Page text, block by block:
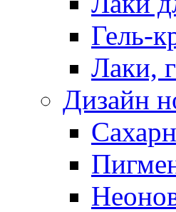
Гель-
Лаки,
Дизайн